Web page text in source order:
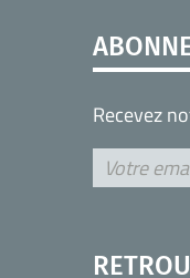
Recevez